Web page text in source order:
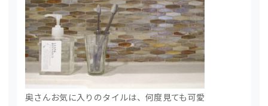
奥さんお気に入りのタイルは、何度見ても可愛